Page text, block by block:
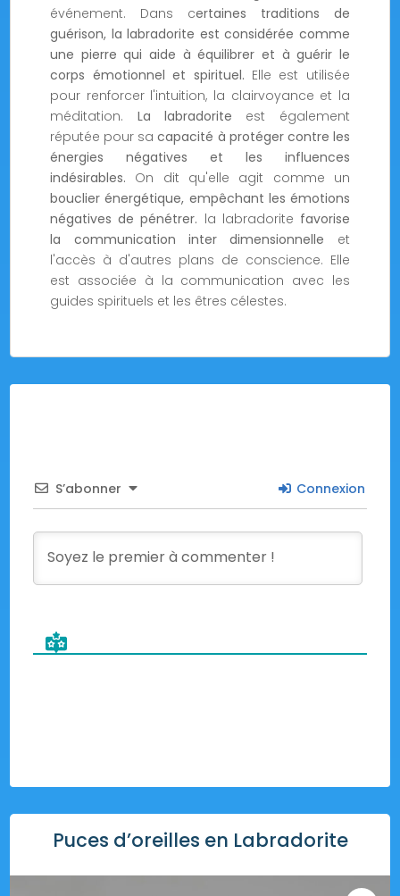
événement. Dans certaines traditions de
guérison, la labradorite est considérée comme
une pierre qui aide à équilibrer et à guérir le
corps émotionnel et spirituel. Elle est utilisée
pour renforcer l'intuition, la clairvoyance et la
méditation. La labradorite est également
réputée pour sacapacité à protéger contre les
énergies négatives et les influences
indésirables. On dit qu'elle agit comme un
bouclier énergétique, empêchant les émotions
négatives de pénétrer. la labradorite favorise
la communication inter dimensionnelle et
l'accès à d'autres plans de conscience. Elle
est associée à la communication avec les
guides spirituels et les êtres célestes.
S’abonner Connexion
Puces d’oreilles en Labradorite